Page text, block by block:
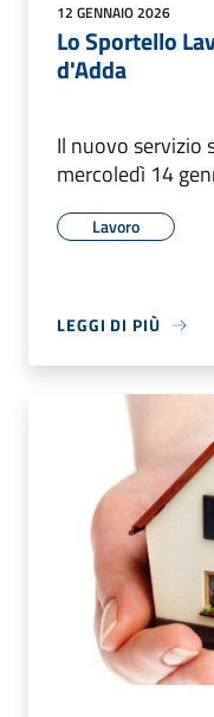
12 GENNAIO 2026
Lo Sportello
d'Adda
Il nuovo servizio
mercoledì 14
Lavoro
LEGGI DI PIÙ